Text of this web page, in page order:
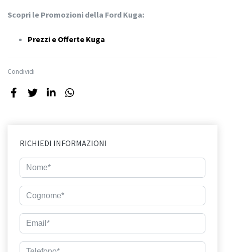
Scopri le Promozioni della Ford Kuga:
Prezzi e Offerte Kuga
Condividi
RICHIEDI INFORMAZIONI